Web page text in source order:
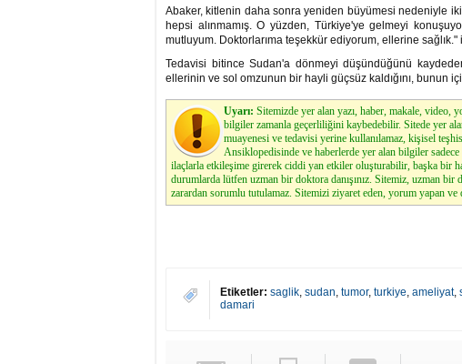
Abaker, kitlenin daha sonra yeniden büyümesi nedeniyle
hepsi alınmamış. O yüzden, Türkiye'ye gelmeyi
mutluyum. Doktorlarıma teşekkür ediyorum, ellerine sağlık."
Tedavisi bitince Sudan'a dönmeyi düşündüğünü
ellerinin ve sol omzunun bir hayli güçsüz kaldığını, bunun
Uyarı: Sitemizde yer alan yazı, haber, makale, video,
bilgiler zamanla geçerliliğini kaybedebilir. Sitede yer
muayenesi ve tedavisi yerine kullanılamaz, kişisel
Ansiklopedisinde ve haberlerde yer alan bilgiler
ilaçlarla etkileşime girerek ciddi yan etkiler oluşturabilir, başka bir
durumlarda lütfen uzman bir doktora danışınız. Sitemiz, uzman bir
zarardan sorumlu tutulamaz. Sitemizi ziyaret eden, yorum yapan
Etiketler: saglik, sudan, tumor, turkiye, ameliyat,
damari